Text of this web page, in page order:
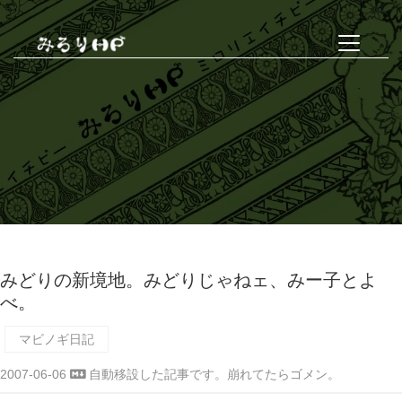
みどりの新境地。みどりじゃねェ、みー子とよ
べ。
マビノギ日記
2007-06-06 自動移設した記事です。崩れてたらゴメン。